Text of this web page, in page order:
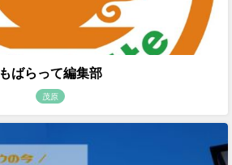
もばらって編集部
茂原